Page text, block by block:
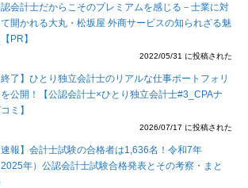
会計士だからこそのプレミアムを感じる－士業に対
て開かれる大丸・松坂屋 外商サービスの知られざる魅
PR】
2022/05/31 に投稿された
終了】ひとり独立会計士のリアルな仕事ポートフォリ
公開！【公認会計士×ひとり独立会計士#3_CPAナ
ミ】
2026/07/17 に投稿された
速報】会計士試験の合格者は1,636名！令和7年
2025年）公認会計士試験合格発表とその考察・まと